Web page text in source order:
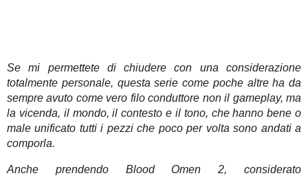
Se mi permettete di chiudere con una considerazione
totalmente personale, questa serie come poche altre ha da
sempre avuto come vero filo conduttore non il gameplay, ma
la vicenda, il mondo, il contesto e il tono, che hanno bene o
male unificato tutti i pezzi che poco per volta sono andati a
comporla.
Anche prendendo Blood Omen 2, considerato